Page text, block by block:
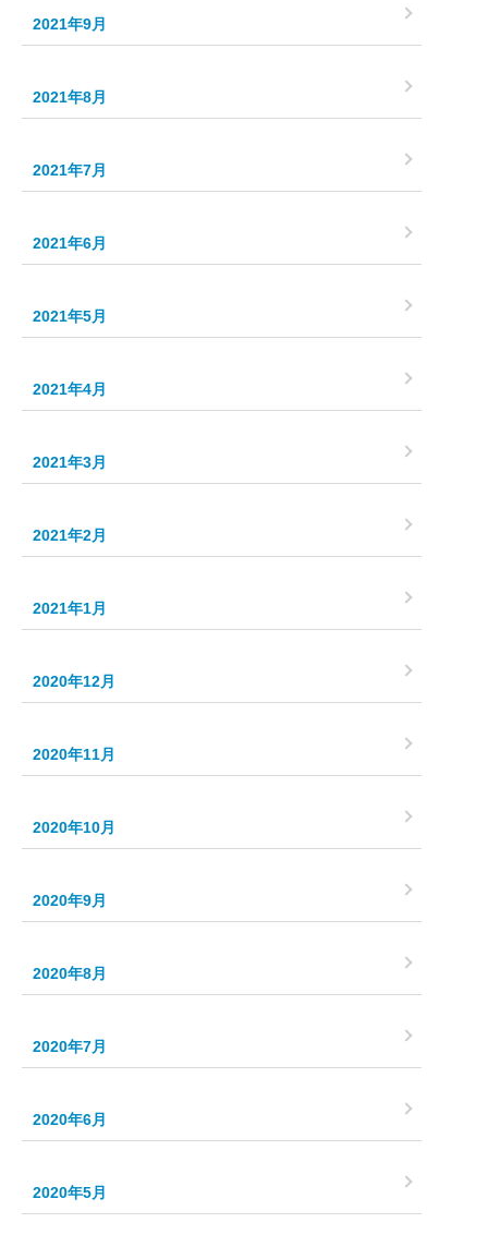
2021年9月
2021年8月
2021年7月
2021年6月
2021年5月
2021年4月
2021年3月
2021年2月
2021年1月
2020年12月
2020年11月
2020年10月
2020年9月
2020年8月
2020年7月
2020年6月
2020年5月